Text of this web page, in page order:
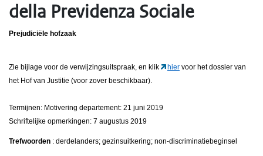
della Previdenza Sociale
Prejudiciële hofzaak
Zie bijlage voor de verwijzingsuitspraak, en klik hier voor het dossier van
het Hof van Justitie (voor zover beschikbaar).
Termijnen: Motivering departement: 21 juni 2019
Schriftelijke opmerkingen: 7 augustus 2019
Trefwoorden : derdelanders; gezinsuitkering; non-discriminatiebeginsel